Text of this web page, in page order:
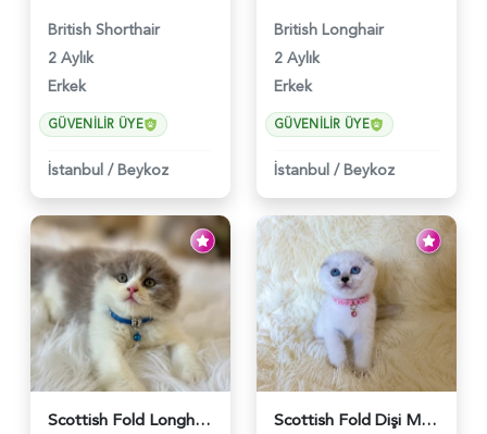
British Shorthair
2 Aylık
Erkek
GÜVENILIR ÜYE
İstanbul / Beykoz
British Longhair
2 Aylık
Erkek
GÜVENILIR ÜYE
İstanbul / Beykoz
Scottish Fold Longhair Lilac Bi Color 2 Aylık - 5908 Scottish Fold Dişi Mükemmel Yavrumuz - 5909